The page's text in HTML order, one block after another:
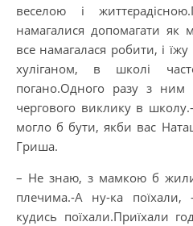
веселою і
намагалися допомагати як
все намагалася робити, і
хуліганом, в школі
погано.Одного разу з ним
чергового виклику в
могло б бути, якби вас
Гриша.
– Не знаю, з мамкою б
плечима.-А ну-ка
кудись поїхали.Приїхали